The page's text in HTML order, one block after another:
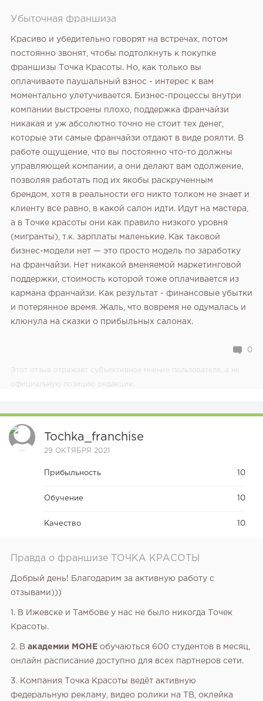
Убыточная франшиза
Красиво и убедительно говорят на встречах, потом
постоянно звонят, чтобы подтолкнуть к покупке
франшизы Точка Красоты. Но, как только вы
оплачиваете паушальный взнос - интерес к вам
моментально улетучивается. Бизнес-процессы внутри
компании выстроены плохо, поддержка франчайзи
никакая и уж абсолютно точно не стоит тех денег,
которые эти самые франчайзи отдают в виде роялти. В
работе ощущение, что вы постоянно что-то должны
управляющей компании, а они делают вам одолжение,
позволяя работать под их якобы раскрученным
брендом, хотя в реальности его никто толком не знает и
клиенту все равно, в какой салон идти. Идут на мастера,
а в Точке красоты они как правило низкого уровня
(мигранты), т.к. зарплаты маленькие. Как таковой
бизнес-модели нет — это просто модель по заработку
на франчайзи. Нет никакой вменяемой маркетинговой
поддержки, стоимость которой тоже оплачивается из
кармана франчайзи. Как результат - финансовые убытки
и потерянное время. Жаль, что вовремя не одумалась и
клюнула на сказки о прибыльных салонах.
0
Этот отзыв отражает субъективное мнение пользователя, а не
официальную позицию редакции.
Tochka_franchise
29 ОКТЯБРЯ 2021
Прибыльность 10
Обучение 10
Качество 10
Правда о франшизе ТОЧКА КРАСОТЫ
Добрый день! Благодарим за активную работу с
отзывами)))
1. В Ижевске и Тамбове у нас не было никогда Точек
Красоты.
2. В академии МОНЕ обучаються 600 студентов в месяц,
онлайн расписание доступно для всех партнеров сети.
3. Компания Точка Красоты ведёт активную
федеральную рекламу, видео ролики на ТВ, оклейка